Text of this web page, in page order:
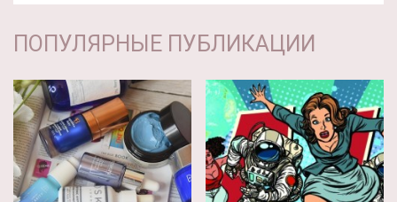
ПОПУЛЯРНЫЕ ПУБЛИКАЦИИ